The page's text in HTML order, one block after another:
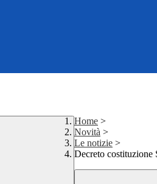
Home >
Novità >
Le notizie >
Decreto costituzione